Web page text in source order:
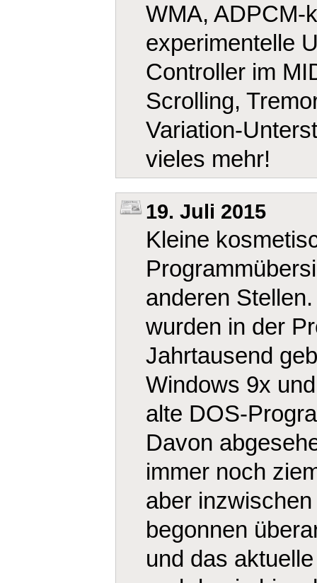
WMA, ADPCM-
experimentelle
Controller im
Scrolling,
Variation-
vieles mehr!
19. Juli 2015
Kleine
anderen
wurden in der
Jahrtausend
Windows 9x
alte DOS-
Davon
immer noch
aber
begonnen
und das